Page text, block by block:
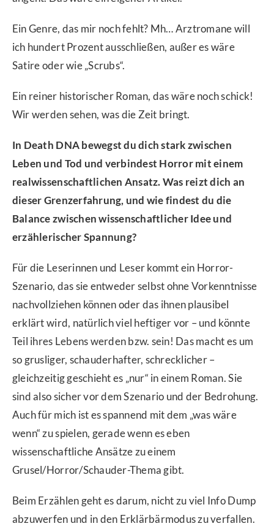
Ein Genre, das mir noch fehlt? Mh… Arztromane will
ich hundert Prozent ausschließen, außer es wäre
Satire oder wie „Scrubs“.
Ein reiner historischer Roman, das wäre noch schick!
Wir werden sehen, was die Zeit bringt.
In Death DNA bewegst du dich stark zwischen
Leben und Tod und verbindest Horror mit einem
realwissenschaftlichen Ansatz. Was reizt dich an
dieser Grenzerfahrung, und wie findest du die
Balance zwischen wissenschaftlicher Idee und
erzählerischer Spannung?
Für die Leserinnen und Leser kommt ein Horror-
Szenario, das sie entweder selbst ohne Vorkenntnisse
nachvollziehen können oder das ihnen plausibel
erklärt wird, natürlich viel heftiger vor – und könnte
Teil ihres Lebens werden bzw. sein! Das macht es um
so grusliger, schauderhafter, schrecklicher –
gleichzeitig geschieht es „nur“ in einem Roman. Sie
sind also sicher vor dem Szenario und der Bedrohung.
Auch für mich ist es spannend mit dem „was wäre
wenn“ zu spielen, gerade wenn es eben
wissenschaftliche Ansätze zu einem
Grusel/Horror/Schauder-Thema gibt.
Beim Erzählen geht es darum, nicht zu viel Info Dump
abzuwerfen und in den Erklärbärmodus zu verfallen.